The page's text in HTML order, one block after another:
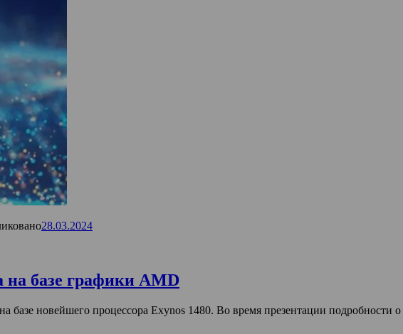
28.03.2024
на базе графики AMD
базе новейшего процессора Exynos 1480. Во время презентации